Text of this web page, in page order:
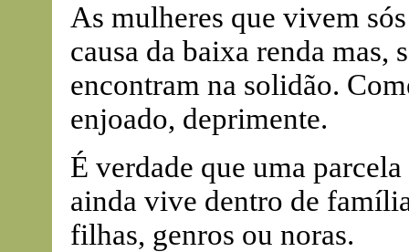
As mulheres que vivem
causa da baixa renda mas,
encontram na solidão.
enjoado, deprimente.
É verdade que uma
ainda vive dentro de
filhas, genros ou noras.